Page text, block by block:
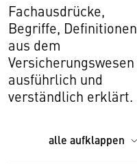
Fachausdrücke,
Begriffe, Definitionen
aus dem
Versicherungswesen
ausführlich und
verständlich erklärt.
alle aufklappen